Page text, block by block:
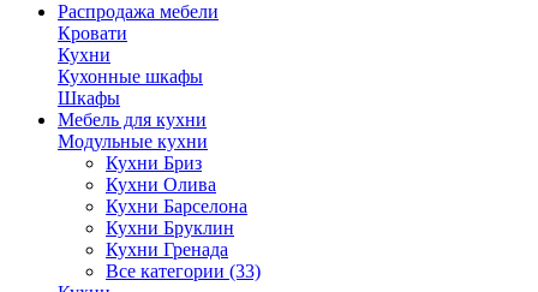
Распродажа мебели
Кровати
Кухни
Кухонные шкафы
Шкафы
Мебель для кухни
Модульные кухни
Кухни Бриз
Кухни Олива
Кухни Барселона
Кухни Бруклин
Кухни Гренада
Все категории (33)